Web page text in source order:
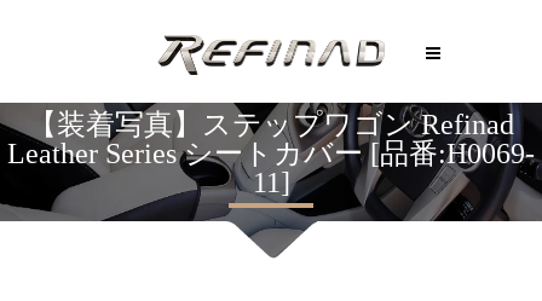
【装着写真】ステップワゴン Refinad
Leather Series シートカバー [品番:H0069-
11]